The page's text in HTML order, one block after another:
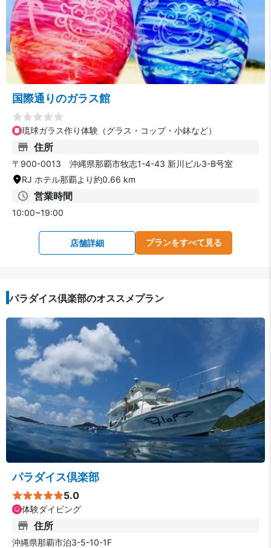
国際通りのガラス館
琉球ガラス作り体験（グラス・コップ・小鉢など）
住所
〒900-0013 沖縄県那覇市牧志1-4-43 新川ビル3-B号室
RJ ホテル那覇より約0.66 km
営業時間
10:00~19:00
店舗詳細 プランをすべて見る
パラダイス倶楽部のオススメプラン
パラダイス倶楽部
5.0
体験ダイビング
住所
沖縄県那覇市泊3-5-10-1F